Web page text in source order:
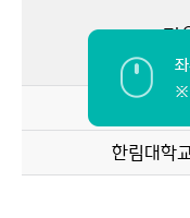
적
한림대학